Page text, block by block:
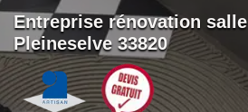
Entreprise rénovation
Pleineselve 33820